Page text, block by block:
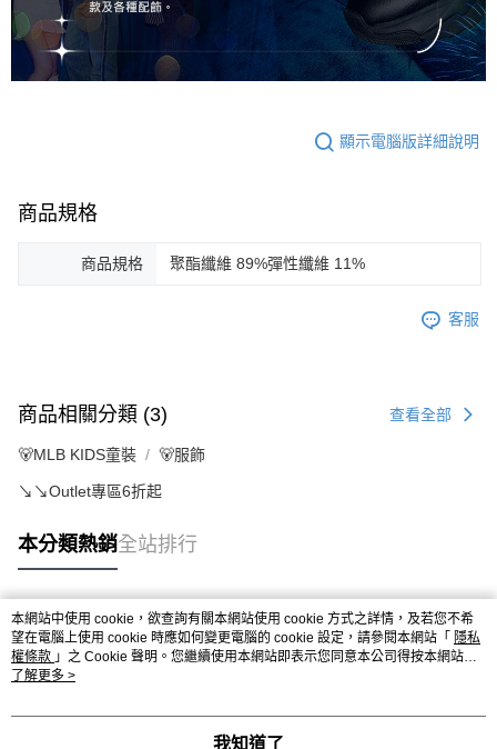
顯示電腦版詳細說明
商品規格
商品規格 聚酯纖維 89%彈性纖維 11%
客服
商品相關分類 (3) 查看全部
🐻MLB KIDS童裝 🐻服飾
↘️↘️Outlet專區6折起
本分類熱銷全站排行
熱門標籤
本網站中使用 cookie，欲查詢有關本網站使用 cookie 方式之詳情，及若您不希
望在電腦上使用 cookie 時應如何變更電腦的 cookie 設定，請參閱本網站「 隱私
權條款 」之 Cookie 聲明。您繼續使用本網站即表示您同意本公司得按本網站使
用條款之 Cookie 聲明使用 cookie。
了解更多 >
我知道了